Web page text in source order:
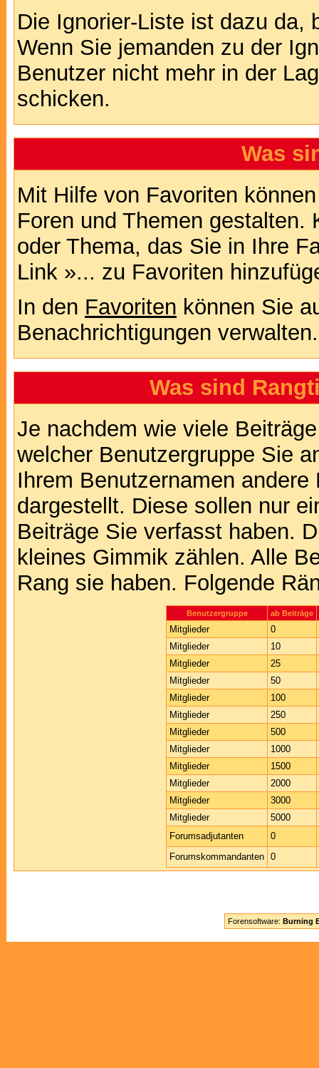
Die Ignorier-Liste ist dazu da,
Wenn Sie jemanden zu der
Benutzer nicht mehr in der
schicken.
Was
Mit Hilfe von Favoriten
Foren und Themen
oder Thema, das Sie in Ihre
Link »... zu Favoriten
In den Favoriten können Sie
Benachrichtigungen verwalten.
Was sind
Je nachdem wie viele
welcher Benutzergruppe Sie
Ihrem Benutzernamen
dargestellt. Diese sollen nur
Beiträge Sie verfasst haben.
kleines Gimmik zählen. Alle
Rang sie haben. Folgende
Benutzergruppe ab Beiträge
Mitglieder
0
Mitglieder
10
Mitglieder
25
Mitglieder
50
Mitglieder
100
Mitglieder
250
Mitglieder
500
Mitglieder
1000
Mitglieder
1500
Mitglieder
2000
Mitglieder
3000
Mitglieder
5000
Forumsadjutanten
0
Forumskommandanten 0
Forensoftware: Burning